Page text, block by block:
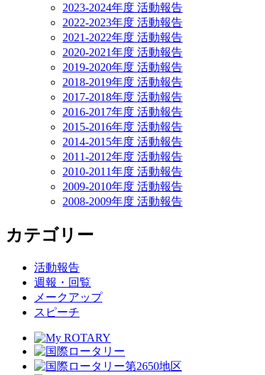
2023-2024年度 活動報告
2022-2023年度 活動報告
2021-2022年度 活動報告
2020-2021年度 活動報告
2019-2020年度 活動報告
2018-2019年度 活動報告
2017-2018年度 活動報告
2016-2017年度 活動報告
2015-2016年度 活動報告
2014-2015年度 活動報告
2011-2012年度 活動報告
2010-2011年度 活動報告
2009-2010年度 活動報告
2008-2009年度 活動報告
カテゴリー
活動報告
週報・回覧
メークアップ
スピーチ